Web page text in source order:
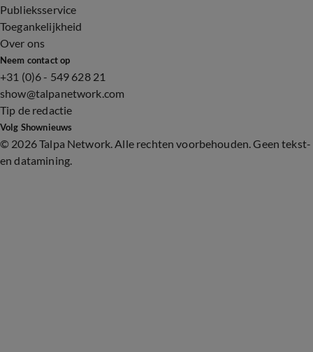
Publieksservice
Toegankelijkheid
Over ons
Neem contact op
+31 (0)6 - 549 628 21
show@talpanetwork.com
Tip de redactie
Volg Shownieuws
© 2026 Talpa Network. Alle rechten voorbehouden. Geen tekst-
en datamining.